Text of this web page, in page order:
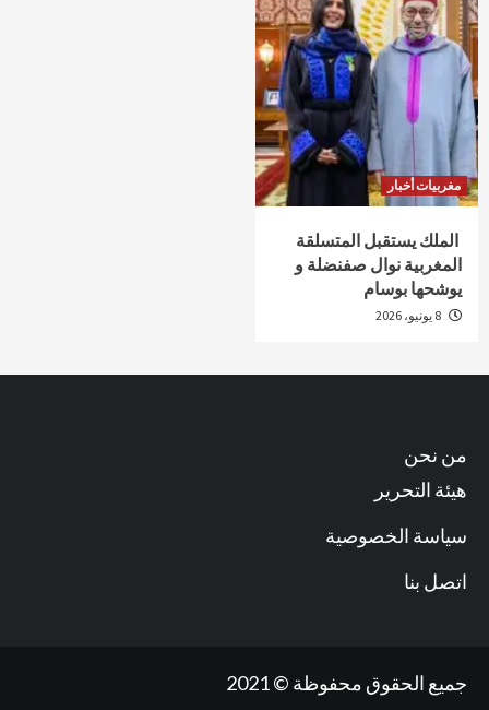
مغربيات أخبار
الملك يستقبل المتسلقة
المغربية نوال صفنضلة و
يوشحها بوسام
من نحن
هيئة التحرير
سياسة الخصوصية
اتصل بنا
جميع الحقوق محفوظة © 2021